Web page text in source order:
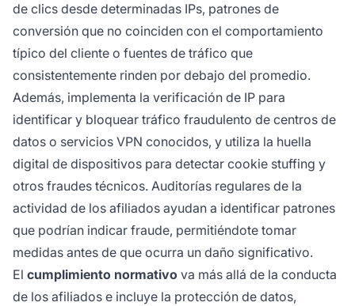
de clics desde determinadas IPs, patrones de
conversión que no coinciden con el comportamiento
típico del cliente o fuentes de tráfico que
consistentemente rinden por debajo del promedio.
Además, implementa la verificación de IP para
identificar y bloquear tráfico fraudulento de centros de
datos o servicios VPN conocidos, y utiliza la huella
digital de dispositivos para detectar cookie stuffing y
otros fraudes técnicos. Auditorías regulares de la
actividad de los afiliados ayudan a identificar patrones
que podrían indicar fraude, permitiéndote tomar
medidas antes de que ocurra un daño significativo.
El cumplimiento normativo va más allá de la conducta
de los afiliados e incluye la protección de datos,